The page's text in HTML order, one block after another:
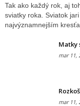
Tak ako každý rok, aj
sviatky roka. Sviatok jari
najvýznamnejším
Matky
mar 11,
mar 11,